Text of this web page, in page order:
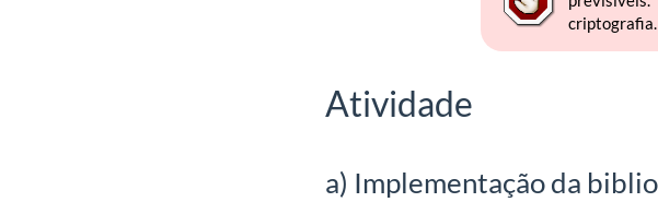
criptografia.
Atividade
a) Implementação da